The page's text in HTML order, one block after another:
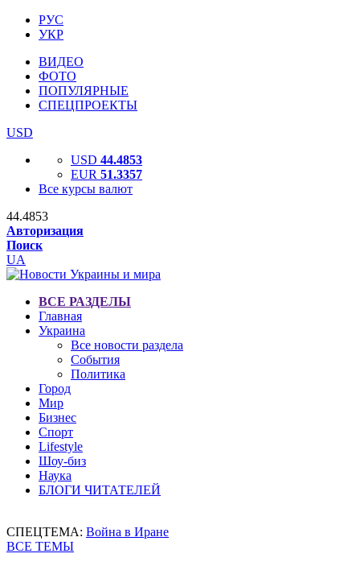
РУС
УКР
ВИДЕО
ФОТО
ПОПУЛЯРНЫЕ
СПЕЦПРОЕКТЫ
USD
USD 44.4853
EUR 51.3357
Все курсы валют
44.4853
Авторизация
Поиск
UA
ВСЕ РАЗДЕЛЫ
Главная
Украина
Все новости раздела
События
Политика
Город
Мир
Бизнес
Спорт
Lifestyle
Шоу-биз
Наука
БЛОГИ ЧИТАТЕЛЕЙ
СПЕЦТЕМА: Война в Иране
ВСЕ ТЕМЫ